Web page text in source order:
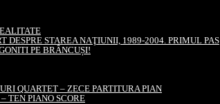
DESPRE STAREA NAŢIUNII, 1989-2004. PRIMUL PAS
PE BRÂNCUȘI!
QUARTET – ZECE PARTITURA PIAN
TEN PIANO SCORE